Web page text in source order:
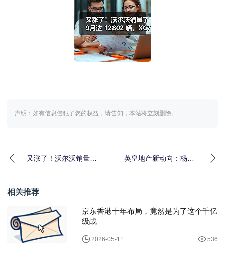
声明：如有信息侵犯了您的权益，请告知，本站将立刻删除。
又涨了！沃尔沃销量了9
英皇地产新动向：杨受
相关推荐
京东香港十年布局，竟然是为了这个千亿
级战
2026-05-11 536